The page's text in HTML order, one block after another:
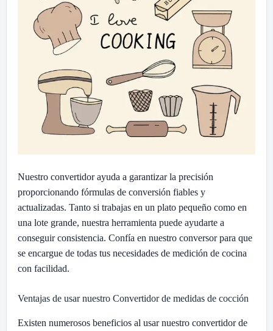
Nuestro convertidor ayuda a garantizar la precisión
proporcionando fórmulas de conversión fiables y
actualizadas. Tanto si trabajas en un plato pequeño como en
una lote grande, nuestra herramienta puede ayudarte a
conseguir consistencia. Confía en nuestro conversor para que
se encargue de todas tus necesidades de medición de cocina
con facilidad.
Ventajas de usar nuestro Convertidor de medidas de cocción
Existen numerosos beneficios al usar nuestro convertidor de